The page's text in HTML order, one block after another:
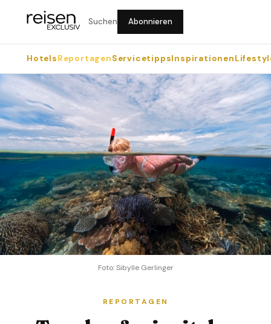
Suchen Abonnieren
HotelsReportagenServicetippsInspirationen
Foto: Sibylle Gerlinger
REPORTAGEN